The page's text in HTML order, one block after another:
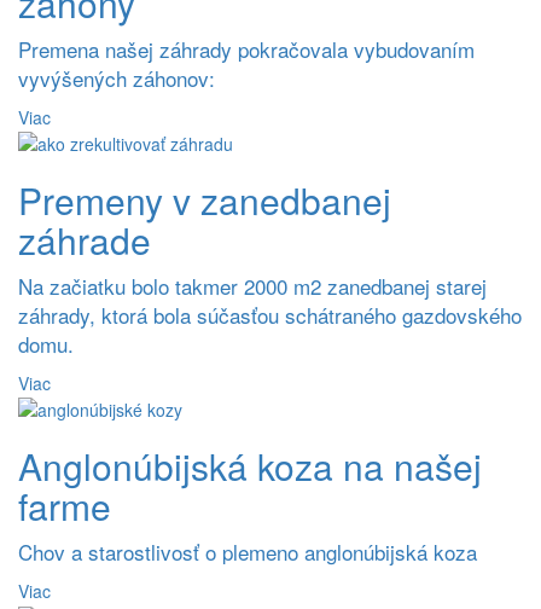
Premena našej záhrady pokračovala vybudovaním
vyvýšených záhonov:
Viac
Premeny v zanedbanej
záhrade
Na začiatku bolo takmer 2000 m2 zanedbanej starej
záhrady, ktorá bola súčasťou schátraného gazdovského
domu.
Viac
Anglonúbijská koza na našej
farme
Chov a starostlivosť o plemeno anglonúbijská koza
Viac